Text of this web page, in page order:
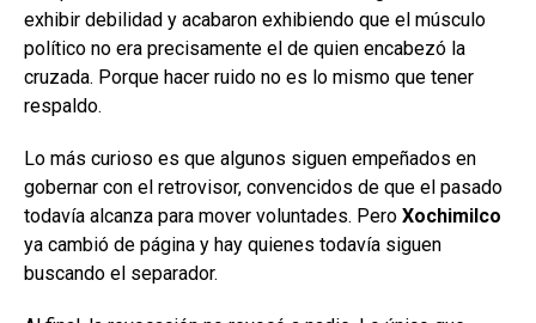
exhibir debilidad y acabaron exhibiendo que el músculo
político no era precisamente el de quien encabezó la
cruzada. Porque hacer ruido no es lo mismo que tener
respaldo.
Lo más curioso es que algunos siguen empeñados en
gobernar con el retrovisor, convencidos de que el pasado
todavía alcanza para mover voluntades. Pero Xochimilco
ya cambió de página y hay quienes todavía siguen
buscando el separador.